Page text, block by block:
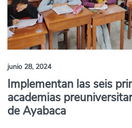
junio 28, 2024
Implementan las seis
academias
de Ayabaca